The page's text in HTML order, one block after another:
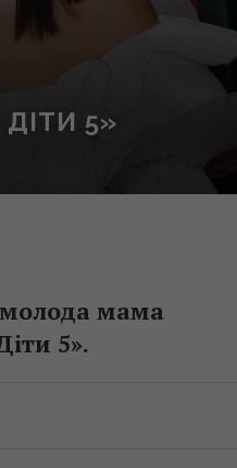
5»
молода мама
5».